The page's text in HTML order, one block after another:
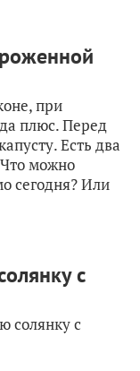
при
плюс. Перед
Есть два
можно
сегодня? Или
с
солянку с